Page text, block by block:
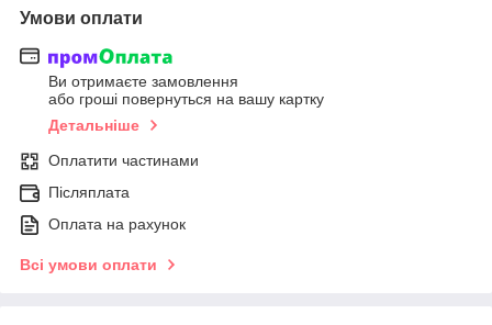
Умови оплати
Ви отримаєте замовлення
або гроші повернуться на вашу картку
Детальніше
Оплатити частинами
Післяплата
Оплата на рахунок
Всі умови оплати